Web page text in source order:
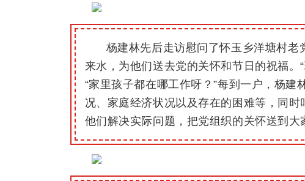
杨建林先后走访慰问了怀玉乡洋塘村老
来水 ， 为他们送去党的关怀和节日的祝福。“
“家里孩子都在哪工作呀？”每到一户， 杨建
况、家庭经济状况以及存在的困难等 ， 同时
他们解决实际问题，把党组织的关怀送到大